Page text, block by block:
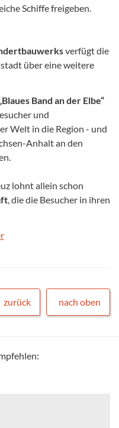
Schiffe freigeben.
verfügt die
über eine weitere
Band an der Elbe“
und
Welt in die Region - und
Anhalt an den
lohnt allein schon
, die die Besucher in ihren
zurück nach oben